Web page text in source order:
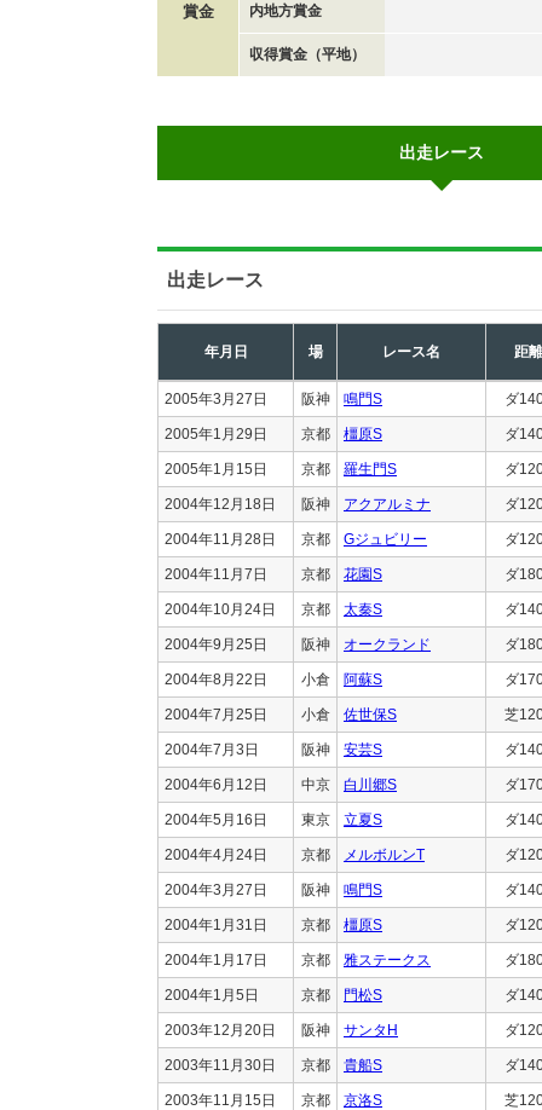
賞金 内地方賞金
収得賞金（平地）
出走レース
出走レース
年月日 場 レース名 距離
2005年3月27日 阪神 鳴門S ダ
2005年1月29日 京都 橿原S ダ
2005年1月15日 京都 羅生門S ダ
2004年12月18日 阪神 アクアルミナ ダ
2004年11月28日 京都 Gジュビリー ダ
2004年11月7日 京都 花園S ダ
2004年10月24日 京都 太秦S ダ
2004年9月25日 阪神 オークランド ダ
2004年8月22日 小倉 阿蘇S ダ
2004年7月25日 小倉 佐世保S 芝
2004年7月3日 阪神 安芸S ダ
2004年6月12日 中京 白川郷S ダ
2004年5月16日 東京 立夏S ダ
2004年4月24日 京都 メルボルンT ダ
2004年3月27日 阪神 鳴門S ダ
2004年1月31日 京都 橿原S ダ
2004年1月17日 京都 雅ステークス ダ
2004年1月5日 京都 門松S ダ
2003年12月20日 阪神 サンタH ダ
2003年11月30日 京都 貴船S ダ
2003年11月15日 京都 京洛S 芝